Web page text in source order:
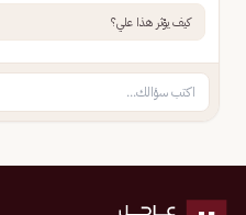
كيف يؤثر هذا علي؟